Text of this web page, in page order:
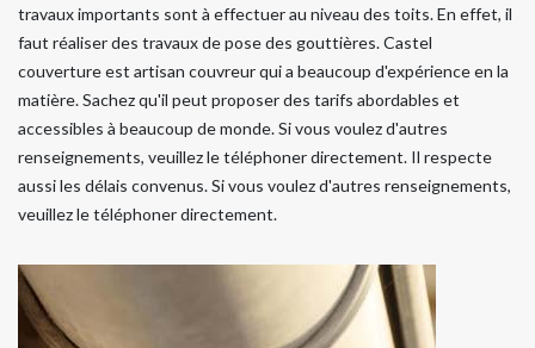
travaux importants sont à effectuer au niveau des toits. En effet, il
faut réaliser des travaux de pose des gouttières. Castel
couverture est artisan couvreur qui a beaucoup d'expérience en la
matière. Sachez qu'il peut proposer des tarifs abordables et
accessibles à beaucoup de monde. Si vous voulez d'autres
renseignements, veuillez le téléphoner directement. Il respecte
aussi les délais convenus. Si vous voulez d'autres renseignements,
veuillez le téléphoner directement.